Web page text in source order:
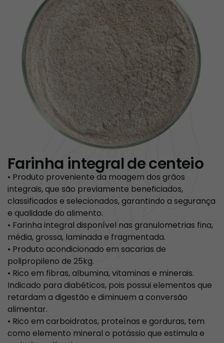
Farinha integral de centeio
• Produto proveniente da moagem dos grãos
integrais, que são previamente beneficiados,
classificados e selecionados, garantindo a segurança
e qualidade do alimento.
• Farinha integral disponível nas granulometrias fina,
média, grossa, laminada e fragmentada.
• Produto acondicionado em sacarias de
polipropileno de 25kg.
• Rico em fibras, albumina, vitaminas e minerais.
Indicado para diabéticos, pois possui elementos que
retardam a digestão e diminuem a conversão
alimentar.
• Rico em carboidratos, proteínas e gorduras, tem
como elemento mineral o potássio que estimula e